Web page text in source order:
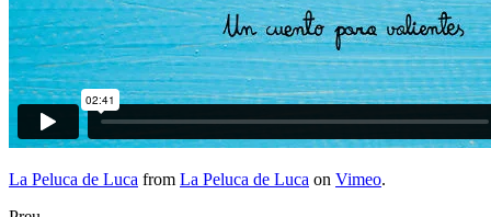
La Peluca de Luca from La Peluca de Luca on Vimeo.